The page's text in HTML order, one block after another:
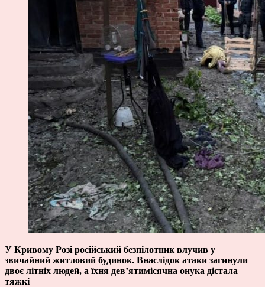
У Кривому Розі російський безпілотник влучив у
звичайний житловий будинок. Внаслідок атаки загинули
двоє літніх людей, а їхня дев’ятимісячна онука дістала
тяжкі